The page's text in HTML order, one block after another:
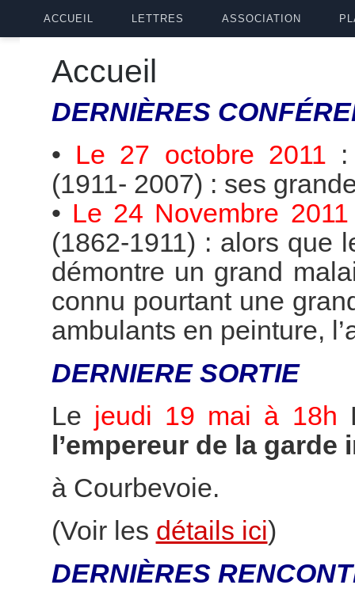
ACCUEIL LETTRES ASSOCIATION
Accueil
DERNIÈRES
• Le 27 octobre 2011
(1911- 2007) : ses
• Le 24 Novembre 2011
(1862-1911) : alors que
démontre un grand
connu pourtant une
ambulants en peinture,
DERNIERE SORTIE
Le jeudi 19 mai à 18h
l’empereur de la garde
à Courbevoie.
(Voir les détails ici)
DERNIÈRES